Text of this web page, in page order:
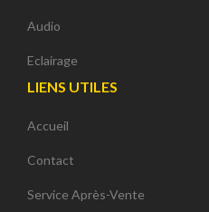
Audio
Eclairage
LIENS UTILES
Accueil
Contact
Service Après-Vente